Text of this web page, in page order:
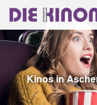
Kinos in